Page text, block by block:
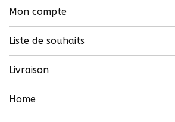
Mon compte
Liste de souhaits
Livraison
Home